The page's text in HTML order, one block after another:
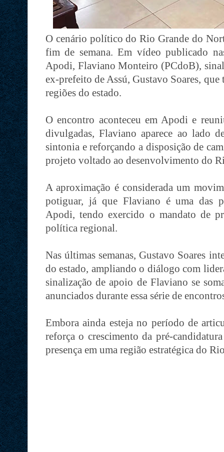
O cenário político do Rio Grande do
fim de semana. Em vídeo publicado
Apodi, Flaviano Monteiro (PCdoB),
ex-prefeito de Assú, Gustavo Soares,
regiões do estado.
O encontro aconteceu em Apodi e
divulgadas, Flaviano aparece ao lado
sintonia e reforçando a disposição de
projeto voltado ao desenvolvimento do
A aproximação é considerada um
potiguar, já que Flaviano é uma das
Apodi, tendo exercido o mandato de
política regional.
Nas últimas semanas, Gustavo Soares
do estado, ampliando o diálogo com
sinalização de apoio de Flaviano se
anunciados durante essa série de
Embora ainda esteja no período de
reforça o crescimento da pré-
presença em uma região estratégica do